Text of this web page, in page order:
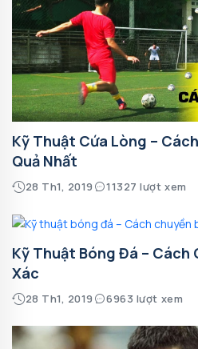
Kỹ Thuật Cứa Lòng –
Quả Nhất
28 Th1, 2019 11327 lượt xem
Kỹ Thuật Bóng Đá – Cách
Xác
28 Th1, 2019 6963 lượt xem